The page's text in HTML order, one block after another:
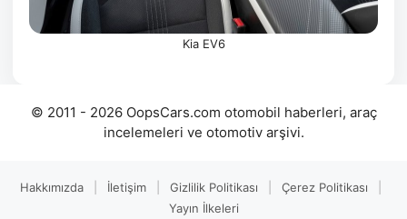
Kia EV6
© 2011 - 2026 OopsCars.com otomobil haberleri, araç
incelemeleri ve otomotiv arşivi.
Hakkımızda İletişim Gizlilik Politikası Çerez Politikası
Yayın İlkeleri